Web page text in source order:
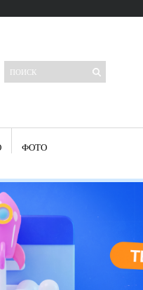
древних самураев
любой хозяйки
и монтаж
для кухни
универсальный вариант дизайна
применения
— ваша фантазия, плюс навыки
ФОТО